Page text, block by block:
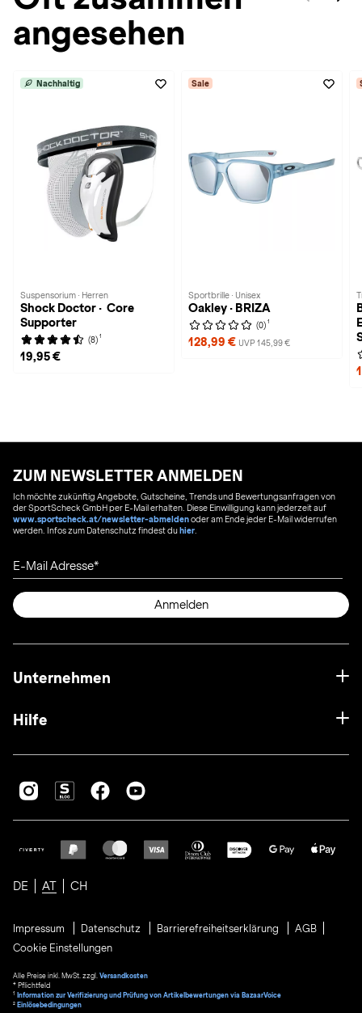
angesehen
Nachhaltig
Suspensorium · Herren
Shock Doctor · Core
Supporter
(8) 1
19,95 €
Sale
Sportbrille · Unisex
Oakley · BRIZA
(0) 1
128,99 € UVP 145,99 €
ZUM NEWSLETTER ANMELDEN
Ich möchte zukünftig Angebote, Gutscheine, Trends und Bewertungsanfragen von
der SportScheck GmbH per E-Mail erhalten. Diese Einwilligung kann jederzeit auf
www.sportscheck.at/newsletter-abmeldenoder am Ende jeder E-Mail widerrufen
werden. Infos zum Datenschutz findest duhier
E-Mail Adresse
Anmelden
Unternehmen
Hilfe
DE AT CH
Impressum Datenschutz Barrierefreiheitserklärung
AGB
Cookie Einstellungen
Alle Preise inkl. MwSt. zzgl. Versandkosten
* Pflichtfeld
1
Information zur Verifizierung und Prüfung von Artikelbewertungen via BazaarVoice
² Einlösebedingungen